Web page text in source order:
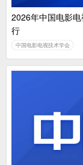
2026年中国电影
行
中国电影电视技术学会